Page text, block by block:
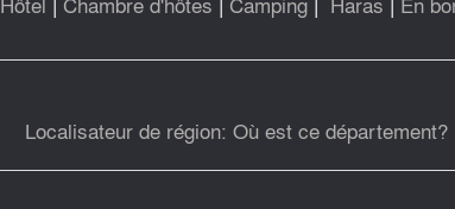
Localisateur de région: Où est ce département?